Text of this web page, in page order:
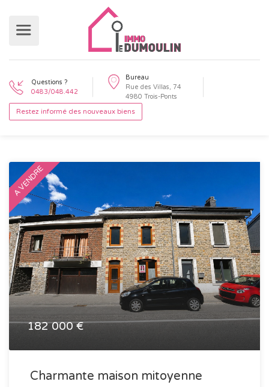
Questions ?
Restez informé des nouveaux biens
A VENDRE
182 000 €
Charmante maison mitoyenne